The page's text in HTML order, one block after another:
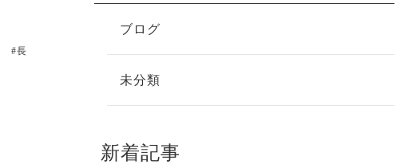
#長
ブログ
未分類
新着記事